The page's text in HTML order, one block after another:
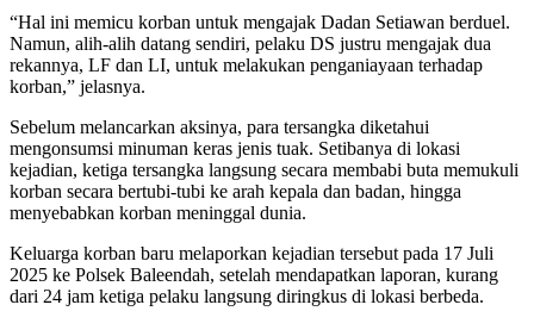
“Hal ini memicu korban untuk mengajak Dadan Setiawan berduel.
Namun, alih-alih datang sendiri, pelaku DS justru mengajak dua
rekannya, LF dan LI, untuk melakukan penganiayaan terhadap
korban,” jelasnya.
Sebelum melancarkan aksinya, para tersangka diketahui
mengonsumsi minuman keras jenis tuak. Setibanya di lokasi
kejadian, ketiga tersangka langsung secara membabi buta memukuli
korban secara bertubi-tubi ke arah kepala dan badan, hingga
menyebabkan korban meninggal dunia.
Keluarga korban baru melaporkan kejadian tersebut pada 17 Juli
2025 ke Polsek Baleendah, setelah mendapatkan laporan, kurang
dari 24 jam ketiga pelaku langsung diringkus di lokasi berbeda.